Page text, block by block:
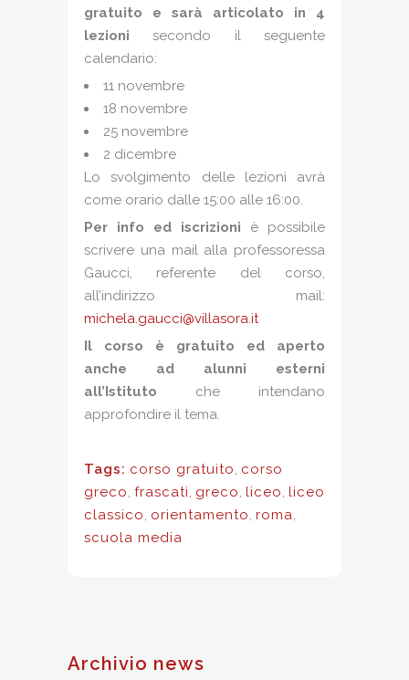
gratuito e sarà articolato in 4
lezioni secondo il seguente
calendario:
11 novembre
18 novembre
25 novembre
2 dicembre
Lo svolgimento delle lezioni avrà
come orario dalle 15:00 alle 16:00.
Per info ed iscrizioni è possibile
scrivere una mail alla professoressa
Gaucci, referente del corso,
all’indirizzo mail:
michela.gaucci@villasora.it
Il corso è gratuito ed aperto
anche ad alunni esterni
all’Istituto che intendano
approfondire il tema.
Tags: corso gratuito, corso
greco, frascati, greco, liceo, liceo
classico, orientamento, roma,
scuola media
Archivio news